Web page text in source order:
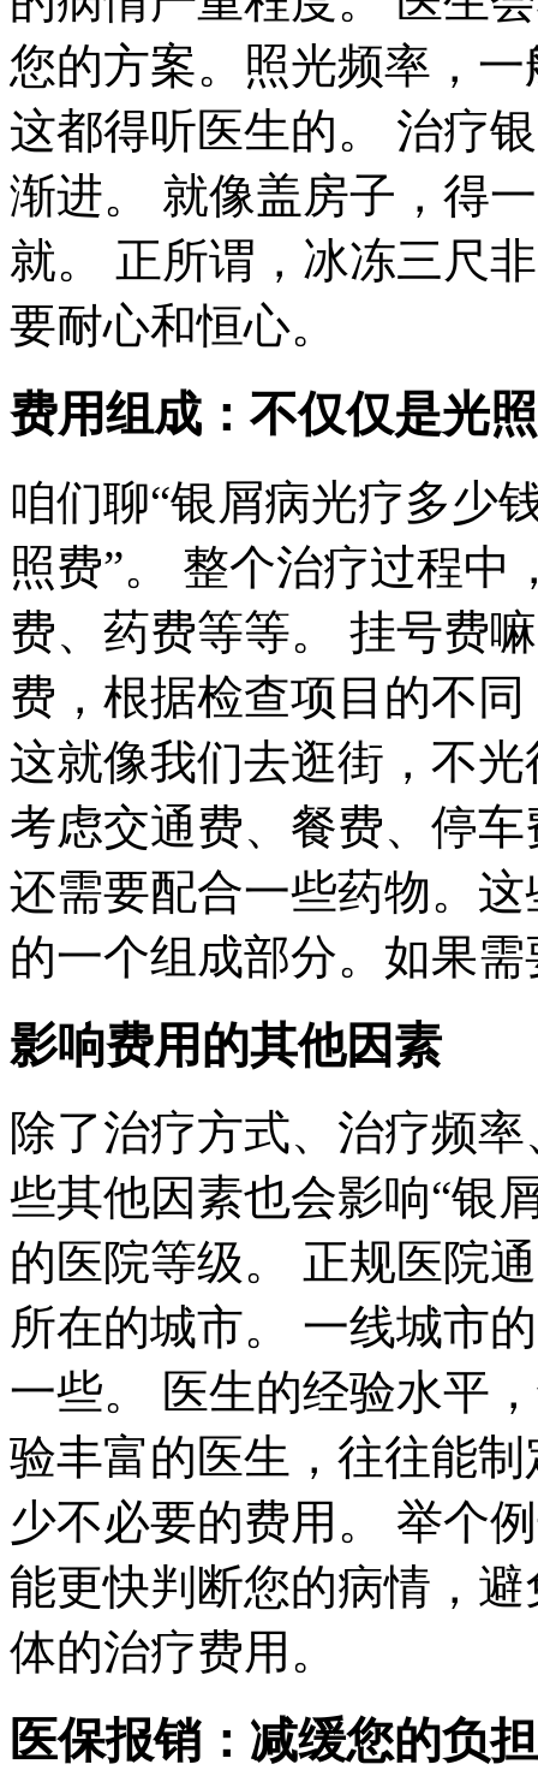
您的方案。照光频率，
这都得听医生的。 治疗
渐进。 就像盖房子，得
就。 正所谓，冰冻三尺
要耐心和恒心。
费用组成：不仅仅是光照
咱们聊“银屑病光疗多少
照费”。 整个治疗过程中
费、药费等等。 挂号费
费，根据检查项目的不
这就像我们去逛街，不
考虑交通费、餐费、停
还需要配合一些药物。
的一个组成部分。如果
影响费用的其他因素
除了治疗方式、治疗频
些其他因素也会影响“银
的医院等级。 正规医院
所在的城市。 一线城市
一些。 医生的经验水平
验丰富的医生，往往能
少不必要的费用。 举个
能更快判断您的病情，
体的治疗费用。
医保报销：减缓您的负担